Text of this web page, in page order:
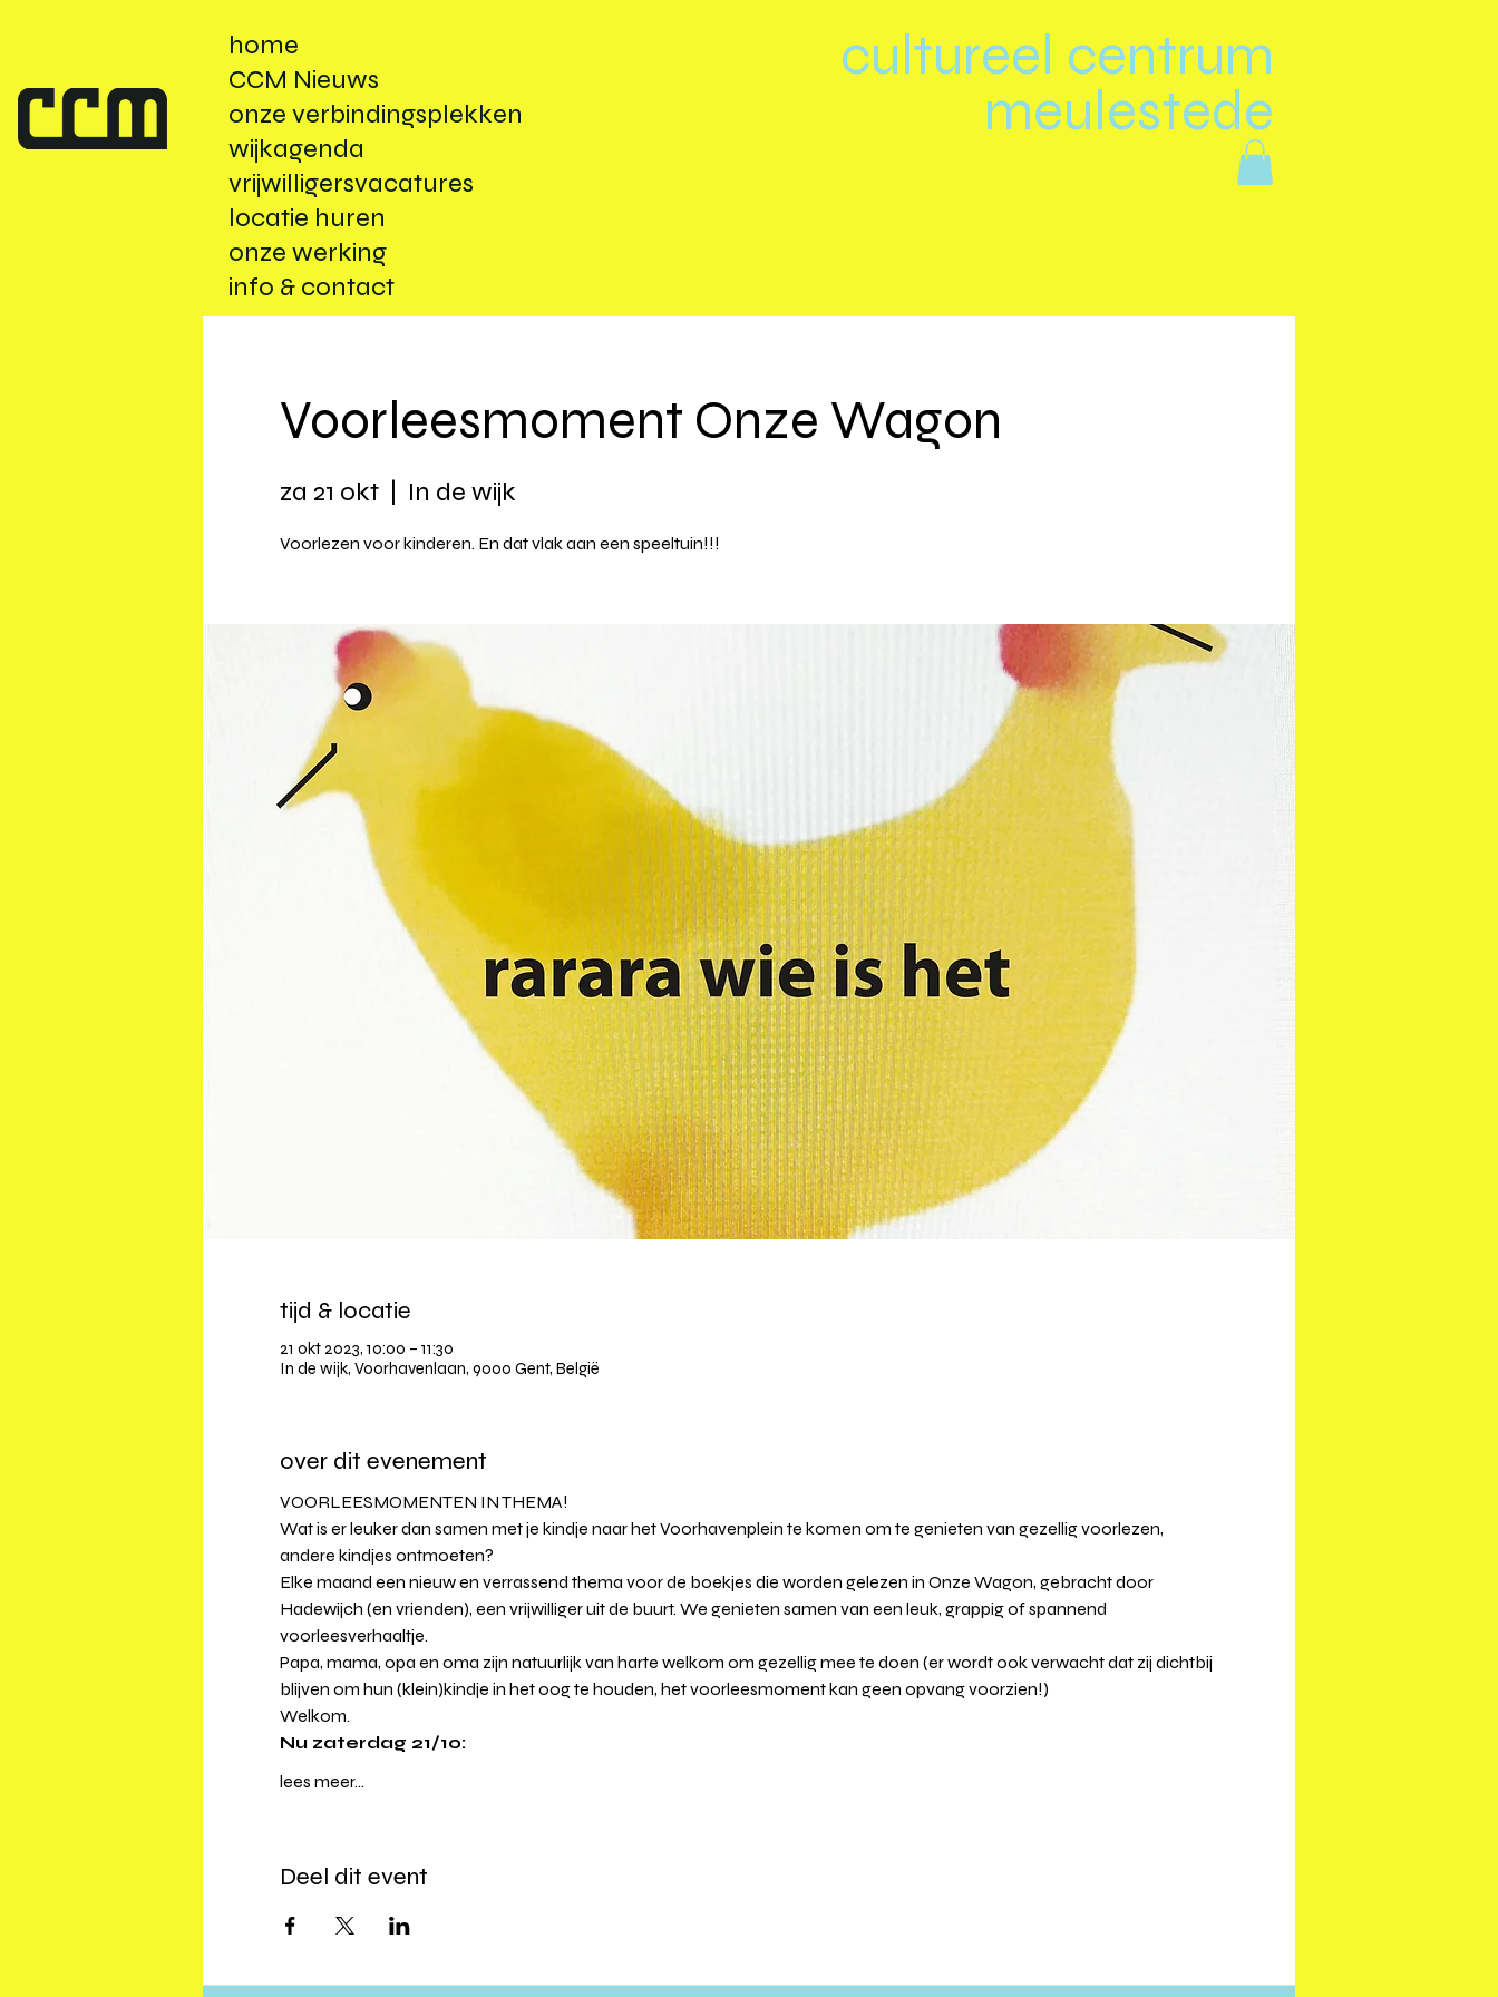
home
CCM Nieuws
onze verbindingsplekken
wijkagenda
vrijwilligersvacatures
locatie huren
onze werking
info & contact
cultureel centrum
meulestede
Voorleesmoment Onze Wagon
za 21 okt
  |
In de wijk
Voorlezen voor kinderen. En dat vlak aan een speeltuin!!!
tijd & locatie
21 okt 2023, 10:00 – 11:30
In de wijk, Voorhavenlaan, 9000 Gent, België
over dit evenement
VOORLEESMOMENTEN IN THEMA!
Wat is er leuker dan samen met je kindje naar het Voorhavenplein te komen om te genieten van gezellig voorlezen,
andere kindjes ontmoeten?
Elke maand een nieuw en verrassend thema voor de boekjes die worden gelezen in Onze Wagon, gebracht door
Hadewijch (en vrienden), een vrijwilliger uit de buurt. We genieten samen van een leuk, grappig of spannend
voorleesverhaaltje.
Papa, mama, opa en oma zijn natuurlijk van harte welkom om gezellig mee te doen (er wordt ook verwacht dat zij dichtbij
blijven om hun (klein)kindje in het oog te houden, het voorleesmoment kan geen opvang voorzien!)
Welkom.
Nu zaterdag 21/10:
lees meer...
Deel dit event